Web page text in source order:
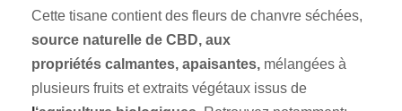
Cette tisane contient des fleurs de chanvre séchées,
source naturelle de CBD, aux
propriétés calmantes, apaisantes, mélangées à
plusieurs fruits et extraits végétaux issus de